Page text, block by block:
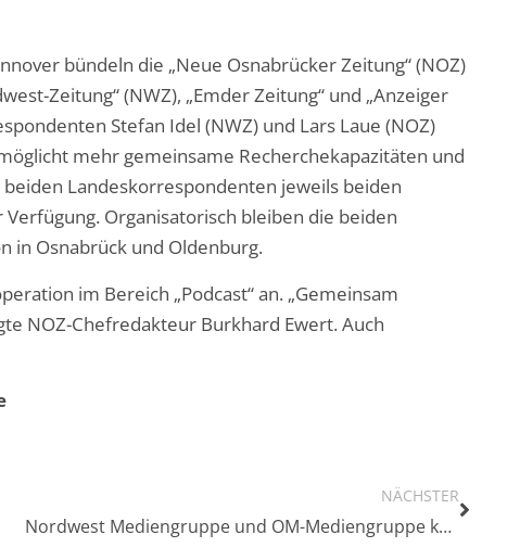
bündeln die „Neue Osnabrücker Zeitung“ (NOZ)
Zeitung“ (NWZ), „Emder Zeitung“ und „Anzeiger
Stefan Idel (NWZ) und Lars Laue (NOZ)
mehr gemeinsame Recherchekapazitäten und
Landeskorrespondenten jeweils beiden
Organisatorisch bleiben die beiden
in Osnabrück und Oldenburg.
im Bereich „Podcast“ an. „Gemeinsam
NOZ-Chefredakteur Burkhard Ewert. Auch
NÄCHSTER
Nordwest Mediengruppe und OM-Mediengruppe kooperieren bei Druck und Logistik